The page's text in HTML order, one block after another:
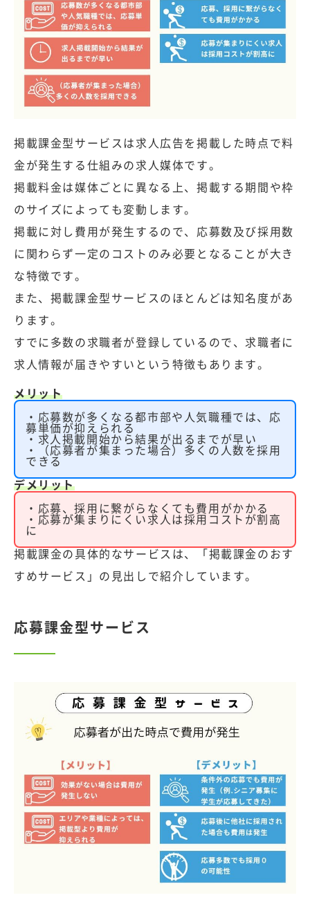
掲載課金型サービスは求人広告を掲載した時点で料
金が発生する仕組みの求人媒体です。
掲載料金は媒体ごとに異なる上、掲載する期間や枠
のサイズによっても変動します。
掲載に対し費用が発生するので、応募数及び採用数
に関わらず一定のコストのみ必要となることが大き
な特徴です。
また、掲載課金型サービスのほとんどは知名度があ
ります。
すでに多数の求職者が登録しているので、求職者に
求人情報が届きやすいという特徴もあります。
メリット
・応募数が多くなる都市部や人気職種では、応
募単価が抑えられる
・求人掲載開始から結果が出るまでが早い
・（応募者が集まった場合）多くの人数を採用
できる
デメリット
・応募、採用に繋がらなくても費用がかかる
・応募が集まりにくい求人は採用コストが割高
に
掲載課金の具体的なサービスは、
「掲載課金のおす
すめサービス」 の見出しで紹介しています。
応募課金型サービス